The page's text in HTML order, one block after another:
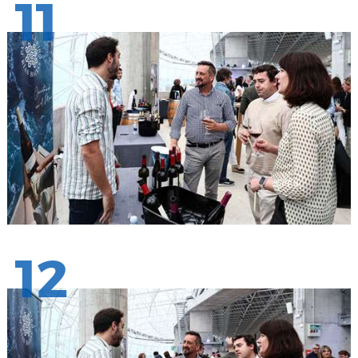
11
12